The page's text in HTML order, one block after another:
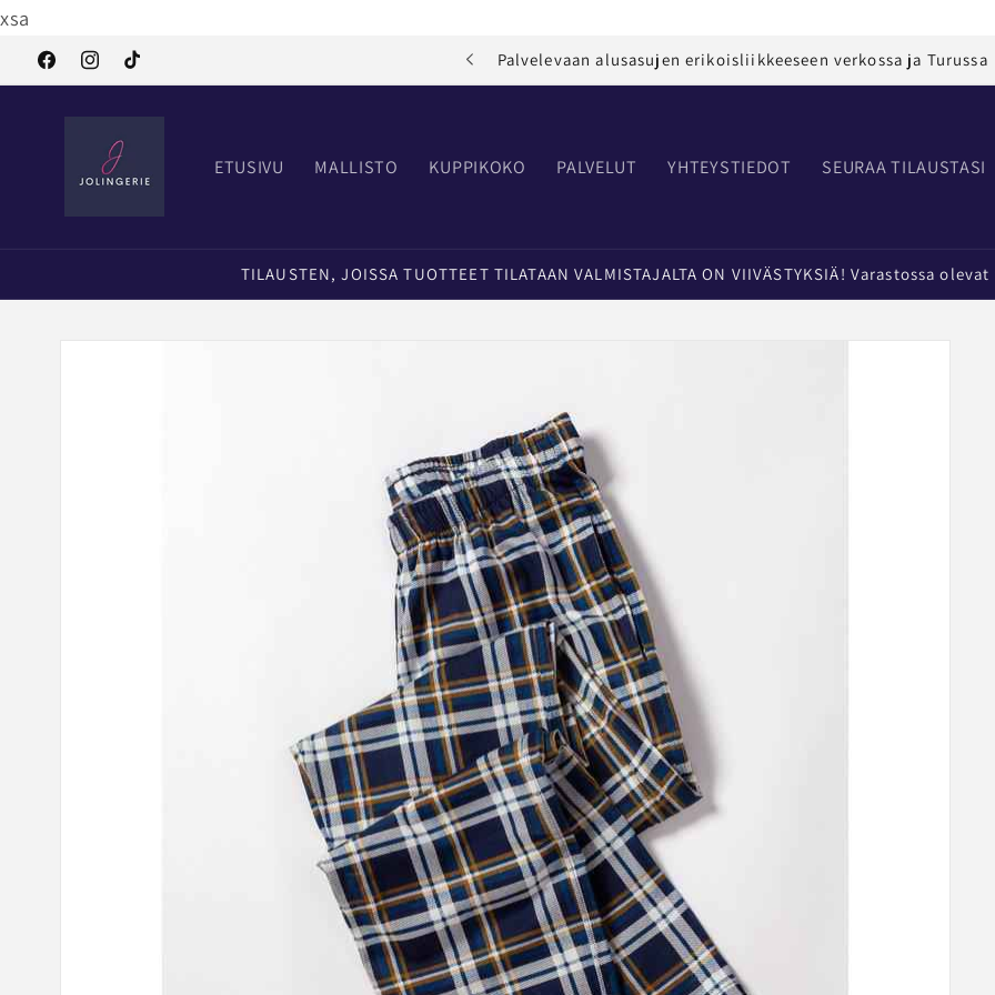
xsa
sisältöön
FacebookInstagram
TikTok
Tervetuloa Jolingerielle Palvelevaan alusasujen erikoisliikkeeseen verkossa ja Turussa
ETUSIVU MALLISTO KUPPIKOKO PALVELUT YHTEYSTIEDOT SEURAA TILAUSTASI
TILAUSTEN, JOISSA TUOTTEET TILATAAN VALMISTAJALTA ON VIIVÄSTYKSIÄ! Varastossa